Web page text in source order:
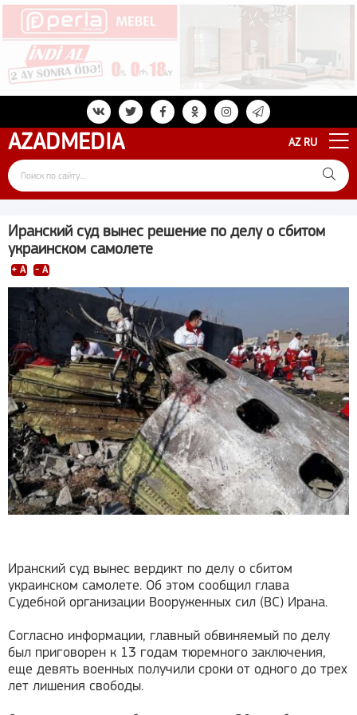
AZADMEDIA AZ RU
Иранский суд вынес решение по делу о сбитом
украинском самолете
+ A - A
Иранский суд вынес вердикт по делу о сбитом
украинском самолете. Об этом сообщил глава
Судебной организации Вооруженных сил (ВС) Ирана.
Согласно информации, главный обвиняемый по делу
был приговорен к 13 годам тюремного заключения,
еще девять военных получили сроки от одного до трех
лет лишения свободы.